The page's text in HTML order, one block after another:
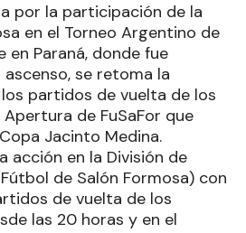
por la participación de la
en el Torneo Argentino de
en Paraná, donde fue
se retoma la
partidos de vuelta de los
de FuSaFor que
Jacinto Medina.
acción en la División de
de Salón Formosa) con
de vuelta de los
las 20 horas y en el